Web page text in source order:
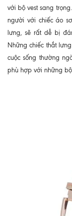
với bộ vest sang
người với chiếc áo
lưng, sẽ rất dễ bị
Những chiếc thắt
cuộc sống thường
phù hợp với những